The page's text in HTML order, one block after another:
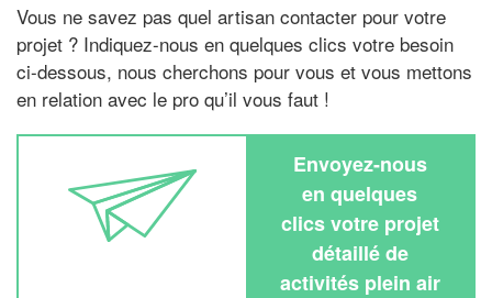
Vous ne savez pas quel artisan contacter pour votre
projet ? Indiquez-nous en quelques clics votre besoin
ci-dessous, nous cherchons pour vous et vous mettons
en relation avec le pro qu’il vous faut !
Envoyez-nous
en quelques
clics votre projet
détaillé de
activités plein air